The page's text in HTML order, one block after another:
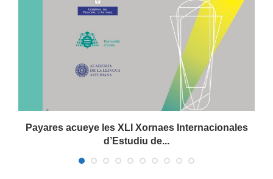
Payares acueye les XLI Xornaes Internacionales
d’Estudiu de...